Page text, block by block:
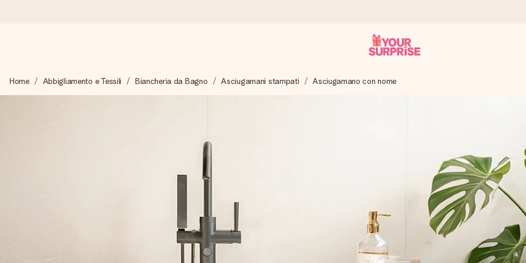
Prepariamo il tuo regalo con attenzione e lo spediamo in un lampo – così potrai consegnarlo al momento giusto, quando conta
I nostri regali ispirano. I clienti ci valutano 4,7 su Google Reviews.
Realizza qualcosa di unico in pochi passi – con il suo nome, una tua foto o un messaggio che tocchi il cuore. Nessuna
Home Abbigliamento e Tessili Biancheria da Bagno Asciugamani stampati Asciugamano con nome